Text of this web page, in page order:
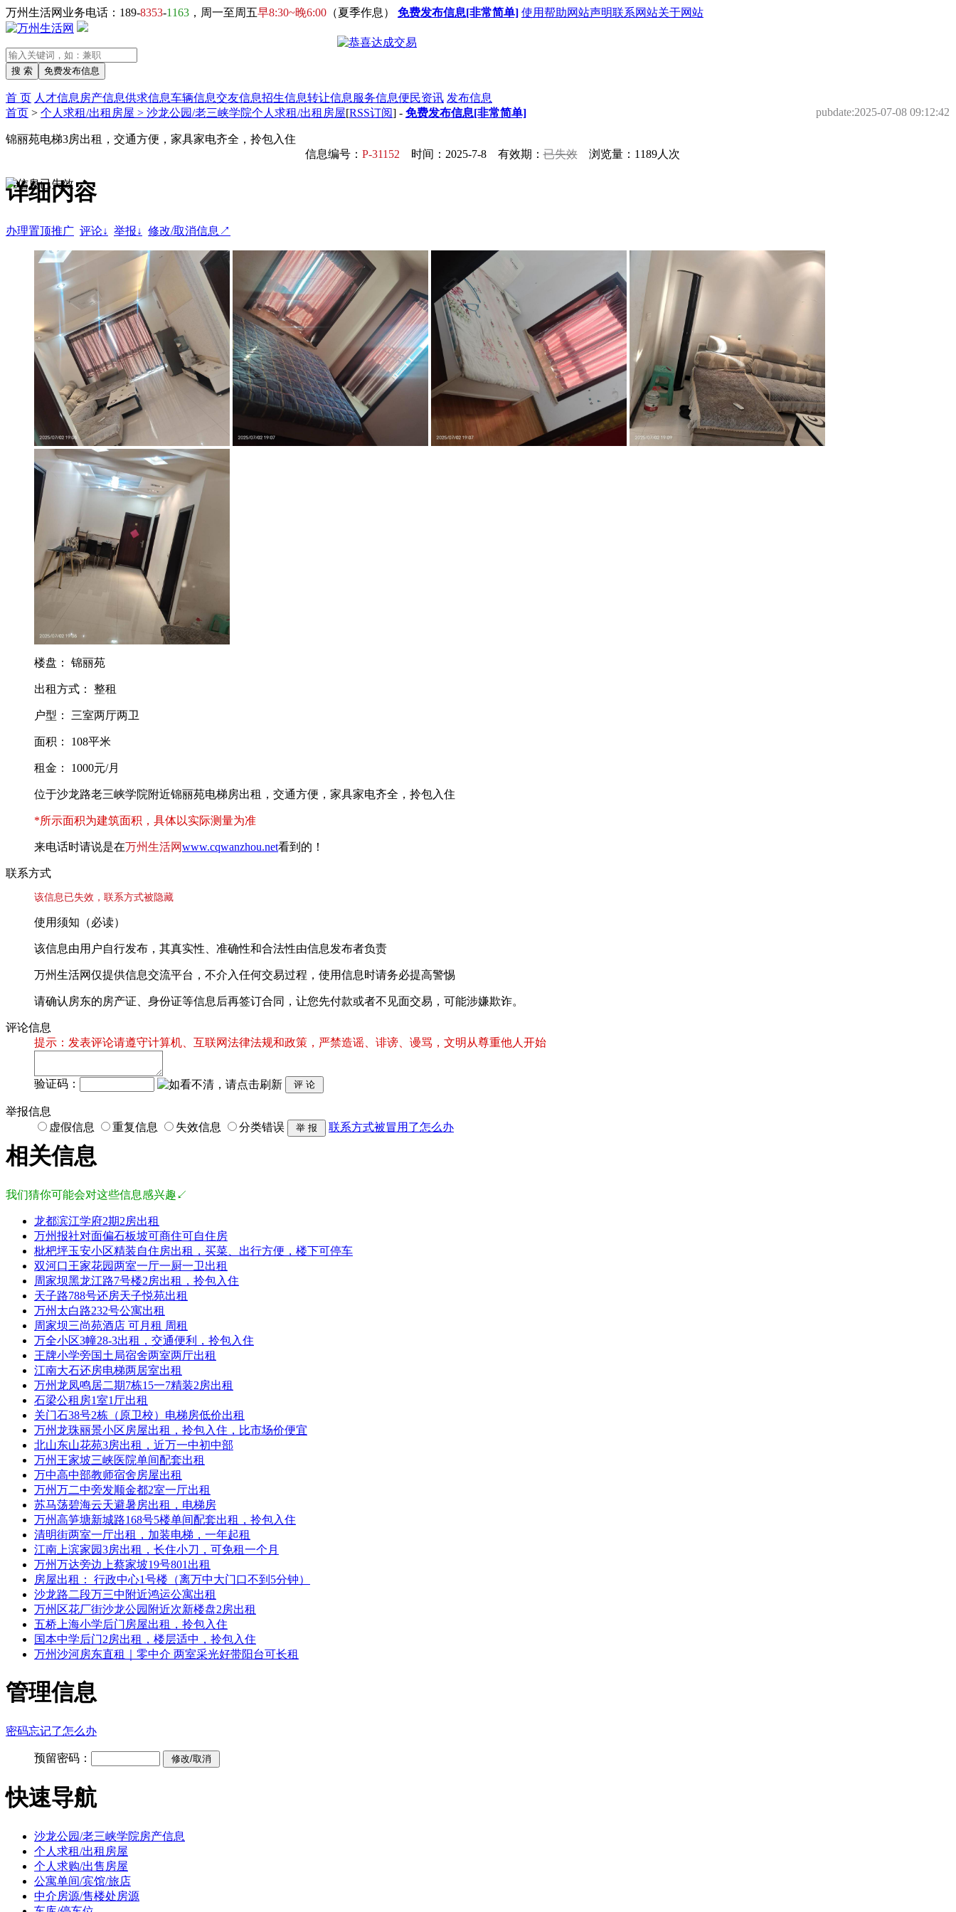
万州生活网业务电话：189-8353-1163 ，周一至周五早8:30~晚6:00 （夏季作息） 免费发布信息[非常简单] 使用帮助网站声明联系网站关于网站
首 页 人才信息 房产信息供求信息车辆信息交友信息招生信息转让信息 服务信息便民资讯 发布信息
首页 > 个人求租/出租房屋 > 沙龙公园/老三峡学院个人求租/出租房屋[RSS订阅] - 免费发布信息[非常简单] pubdate:2025-07-08 09:12:42
锦丽苑电梯3房出租，交通方便，家具家电齐全，拎包入住
信息编号： P-31152 时间：2025-7-8 有效期：已失效浏览量：1189人次
详细内容
办理置顶推广 评论↓ 举报↓ 修改/取消信息↗
楼盘： 锦丽苑
出租方式： 整租
户型： 三室两厅两卫
面积： 108平米
租金： 1000元/月
位于沙龙路老三峡学院附近锦丽苑电梯房出租，交通方便，家具家电齐全，拎包入住
*所示面积为建筑面积，具体以实际测量为准
来电话时请说是在万州生活网www.cqwanzhou.net看到的！
联系方式
该信息已失效，联系方式被隐藏
使用须知（必读）
该信息由用户自行发布，其真实性、准确性和合法性由信息发布者负责
万州生活网仅提供信息交流平台，不介入任何交易过程，使用信息时请务必提高警惕
请确认房东的房产证、身份证等信息后再签订合同，让您先付款或者不见面交易，可能涉嫌欺诈。
评论信息
提示：发表评论请遵守计算机、互联网法律法规和政策，严禁造谣、诽谤、谩骂，文明从尊重他人开始
验证码：
举报信息
虚假信息
重复信息 失效信息 分类错误 联系方式被冒用了怎么办
相关信息
我们猜你可能会对这些信息感兴趣↙
龙都滨江学府2期2房出租
万州报社对面偏石板坡可商住可自住房
枇杷坪玉安小区精装自住房出租，买菜、出行方便，楼下可停车
双河口王家花园两室一厅一厨一卫出租
周家坝黑龙江路7号楼2房出租，拎包入住
天子路788号还房天子悦苑出租
万州太白路232号公寓出租
周家坝三尚苑酒店 可月租 周租
万全小区3幢28-3出租，交通便利，拎包入住
王牌小学旁国土局宿舍两室两厅出租
江南大石还房电梯两居室出租
万州龙凤鸣居二期7栋15一7精装2房出租
石梁公租房1室1厅出租
关门石38号2栋（原卫校）电梯房低价出租
万州龙珠丽景小区房屋出租，拎包入住，比市场价便宜
北山东山花苑3房出租，近万一中初中部
万州王家坡三峡医院单间配套出租
万中高中部教师宿舍房屋出租
万州万二中旁发顺金都2室一厅出租
苏马荡碧海云天避暑房出租，电梯房
万州高笋塘新城路168号5楼单间配套出租，拎包入住
清明街两室一厅出租，加装电梯，一年起租
江南上滨家园3房出租，长住小刀，可免租一个月
万州万达旁边上蔡家坡19号801出租
房屋出租： 行政中心1号楼（离万中大门口不到5分钟）
沙龙路二段万三中附近鸿运公寓出租
万州区花厂街沙龙公园附近次新楼盘2房出租
五桥上海小学后门房屋出租，拎包入住
国本中学后门2房出租，楼层适中，拎包入住
万州沙河房东直租｜零中介 两室采光好带阳台可长租
管理信息
密码忘记了怎么办
预留密码：
快速导航
沙龙公园/老三峡学院房产信息
个人求租/出租房屋
个人求购/出售房屋
公寓单间/宾馆/旅店
中介房源/售楼处房源